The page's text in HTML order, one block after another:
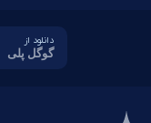
دانلود از
گوگل پلی